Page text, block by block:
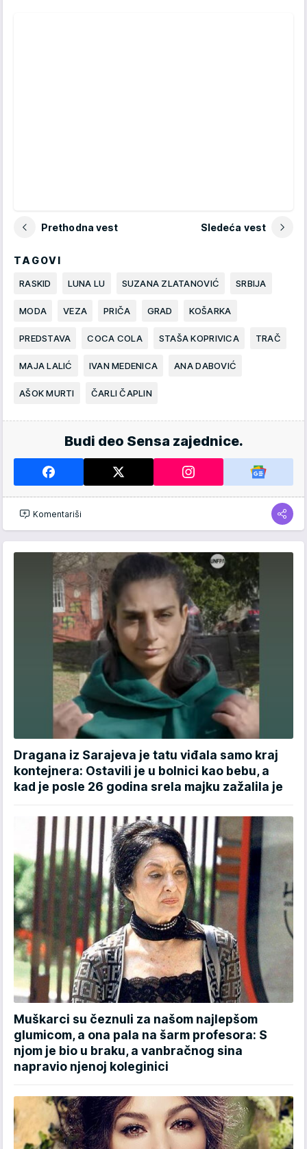
Prethodna vest Sledeća vest
TAGOVI
RASKID LUNA LU SUZANA ZLATANOVIĆ SRBIJA
MODA VEZA PRIČA GRAD KOŠARKA
PREDSTAVA COCA COLA STAŠA KOPRIVICA TRAČ
MAJA LALIĆ IVAN MEDENICA ANA DABOVIĆ
AŠOK MURTI ČARLI ČAPLIN
Budi deo Sensa zajednice.
Komentariši
Dragana iz Sarajeva je tatu viđala samo kraj
kontejnera: Ostavili je u bolnici kao bebu, a
kad je posle 26 godina srela majku zažalila je
Muškarci su čeznuli za našom najlepšom
glumicom, a ona pala na šarm profesora: S
njom je bio u braku, a vanbračnog sina
napravio njenoj koleginici